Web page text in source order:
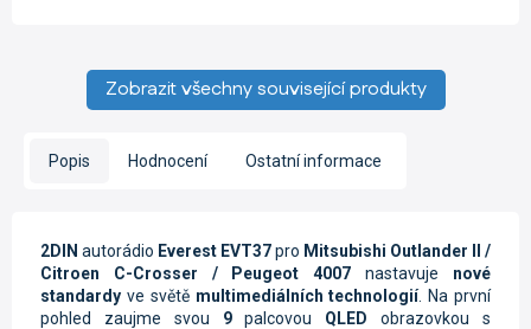
Zobrazit všechny související produkty
Popis Hodnocení Ostatní informace
2DIN autorádio Everest EVT37pro Mitsubishi Outlander II /
Citroen C-Crosser / Peugeot 4007
nastavuje nové
standardy ve světě multimediálních technologií. Na první
pohled zaujme svou 9palcovou QLEDobrazovkou s